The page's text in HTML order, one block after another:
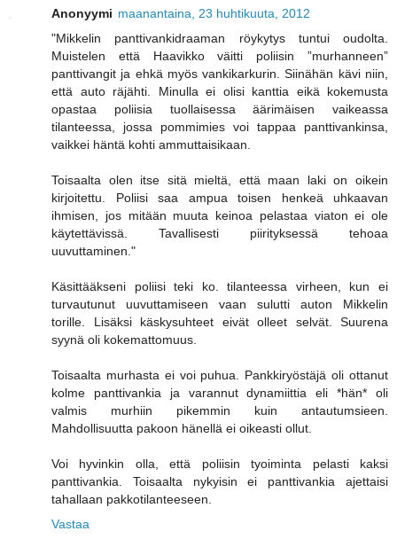
Anonyymi maanantaina, 23 huhtikuuta, 2012
"Mikkelin panttivankidraaman röykytys tuntui oudolta.
Muistelen että Haavikko väitti poliisin ”murhanneen”
panttivangit ja ehkä myös vankikarkurin. Siinähän kävi niin,
että auto räjähti. Minulla ei olisi kanttia eikä kokemusta
opastaa poliisia tuollaisessa äärimäisen vaikeassa
tilanteessa, jossa pommimies voi tappaa panttivankinsa,
vaikkei häntä kohti ammuttaisikaan.
Toisaalta olen itse sitä mieltä, että maan laki on oikein
kirjoitettu. Poliisi saa ampua toisen henkeä uhkaavan
ihmisen, jos mitään muuta keinoa pelastaa viaton ei ole
käytettävissä. Tavallisesti piirityksessä tehoaa
uuvuttaminen."
Käsittääkseni poliisi teki ko. tilanteessa virheen, kun ei
turvautunut uuvuttamiseen vaan sulutti auton Mikkelin
torille. Lisäksi käskysuhteet eivät olleet selvät. Suurena
syynä oli kokemattomuus.
Toisaalta murhasta ei voi puhua. Pankkiryöstäjä oli ottanut
kolme panttivankia ja varannut dynamiittia eli *hän* oli
valmis murhiin pikemmin kuin antautumsieen.
Mahdollisuutta pakoon hänellä ei oikeasti ollut.
Voi hyvinkin olla, että poliisin tyoiminta pelasti kaksi
panttivankia. Toisaalta nykyisin ei panttivankia ajettaisi
tahallaan pakkotilanteeseen.
Vastaa